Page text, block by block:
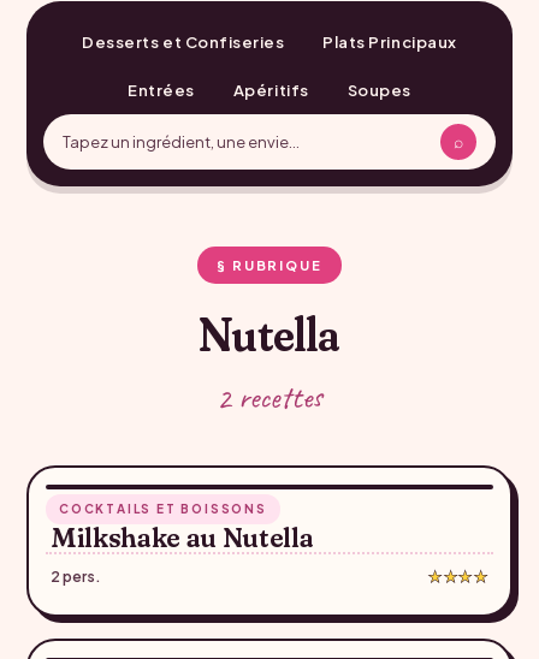
Desserts et Confiseries Plats Principaux
Entrées Apéritifs Soupes
⌕
§ RUBRIQUE
Nutella
2 recettes
COCKTAILS ET BOISSONS
Milkshake au Nutella
2 pers. ★★★★